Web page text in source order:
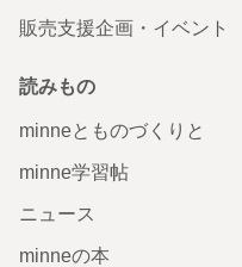
販売支援企画・イベント
読みもの
minneとものづくりと
minne学習帖
ニュース
minneの本